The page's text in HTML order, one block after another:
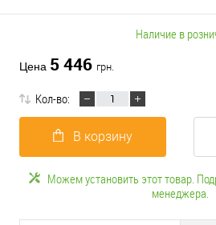
Наличие в
Цена 5 446 грн.
Кол-во:
В корзину
Можем установить этот товар.
менеджера.